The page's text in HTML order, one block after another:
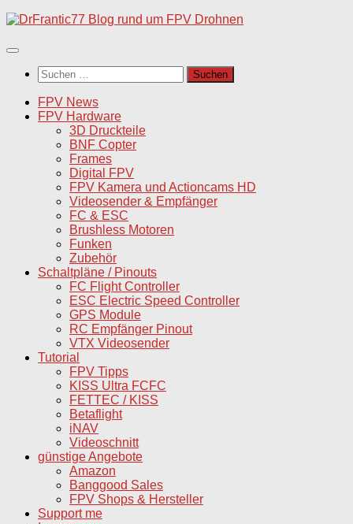
Unter
Inhalt
Suchen
nach:
FPV News
FPV Hardware
3D Druckteile
BNF Copter
Frames
Digital FPV
FPV Kamera und Actioncams HD
Videosender & Empfänger
FC & ESC
Brushless Motoren
Funken
Zubehör
Schaltpläne / Pinouts
FC Flight Controller
ESC Electric Speed Controller
GPS Module
RC Empfänger Pinout
VTX Videosender
Tutorial
FPV Tipps
KISS Ultra FCFC
FETTEC / KISS
Betaflight
iNAV
Videoschnitt
günstige Angebote
Amazon
Banggood Sales
FPV Shops & Hersteller
Support me